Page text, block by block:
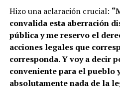
Hizo una aclaración crucial:
convalida esta aberración
pública y me reservo el
acciones legales que
corresponda. Y voy a decir
conveniente para el pueblo
absolutamente nada de la